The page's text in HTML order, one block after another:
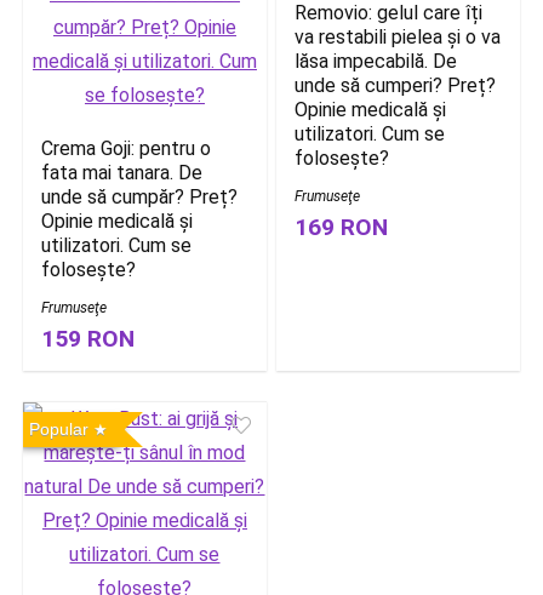
Crema Goji: pentru o
fata mai tanara. De
unde să cumpăr? Preț?
Opinie medicală și
utilizatori. Cum se
folosește?
Frumuseţe
159 RON
Removio: gelul care îți
va restabili pielea și o va
lăsa impecabilă. De
unde să cumperi? Preț?
Opinie medicală și
utilizatori. Cum se
folosește?
Frumuseţe
169 RON
Popular